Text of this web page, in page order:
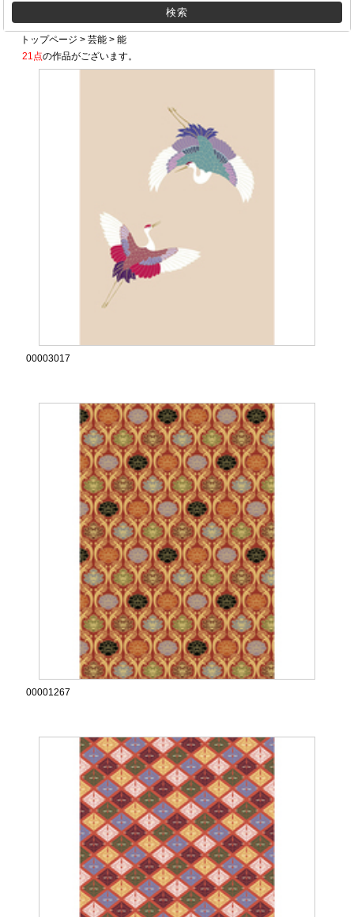
トップページ >芸能 >能
21点の作品がございます。
00003017
00001267